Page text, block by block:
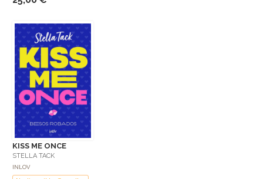
KISS ME ONCE
STELLA TACK
INLOV